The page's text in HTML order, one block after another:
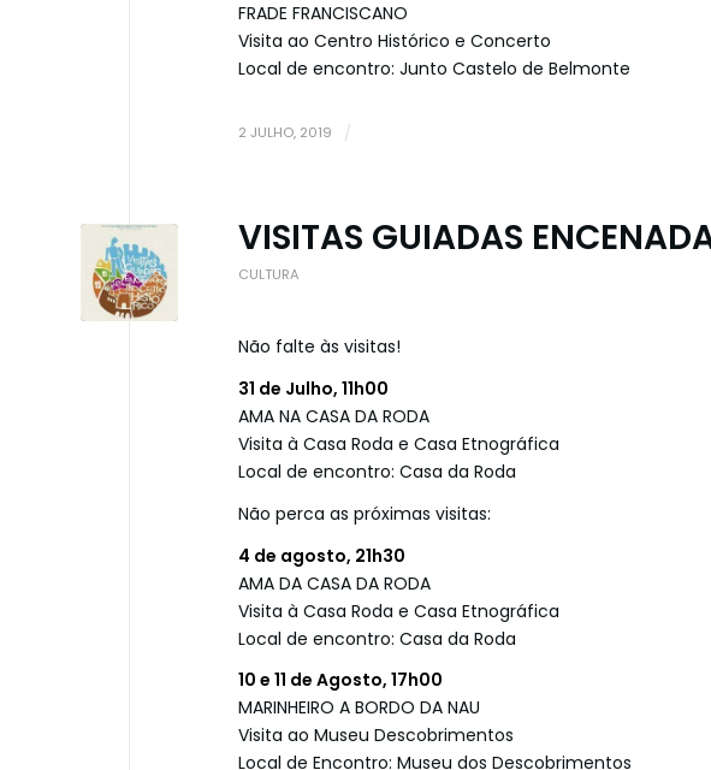
FRADE FRANCISCANO
Visita ao Centro Histórico e Concerto
Local de encontro: Junto Castelo de Belmonte
2 JULHO, 2019 /
VISITAS GUIADAS
CULTURA
Não falte às visitas!
31 de Julho, 11h00
AMA NA CASA DA RODA
Visita à Casa Roda e Casa Etnográfica
Local de encontro: Casa da Roda
Não perca as próximas visitas:
4 de agosto, 21h30
AMA DA CASA DA RODA
Visita à Casa Roda e Casa Etnográfica
Local de encontro: Casa da Roda
10 e 11 de Agosto, 17h00
MARINHEIRO A BORDO DA NAU
Visita ao Museu Descobrimentos
Local de Encontro: Museu dos Descobrimentos